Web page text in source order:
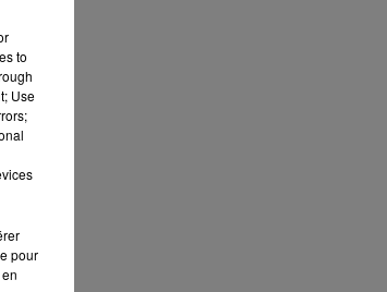
to
Use
pour